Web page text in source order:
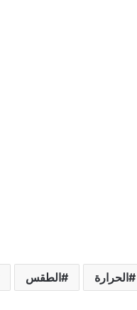
الحرارة الطقس